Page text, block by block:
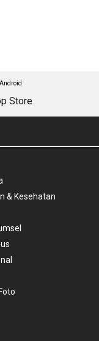
& Kesehatan